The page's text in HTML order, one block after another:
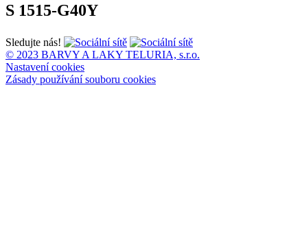
S 1515-G40Y
Sledujte nás!
© 2023 BARVY A LAKY TELURIA, s.r.o.
Nastavení cookies
Zásady používání souboru cookies